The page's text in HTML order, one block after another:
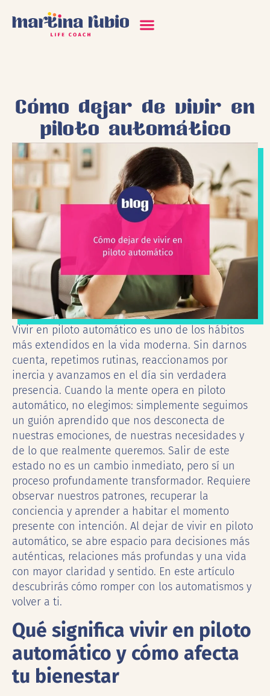
Cómo dejar de vivir en
piloto automático
Vivir en piloto automático es uno de los hábitos
más extendidos en la vida moderna. Sin darnos
cuenta, repetimos rutinas, reaccionamos por
inercia y avanzamos en el día sin verdadera
presencia. Cuando la mente opera en piloto
automático, no elegimos: simplemente seguimos
un guión aprendido que nos desconecta de
nuestras emociones, de nuestras necesidades y
de lo que realmente queremos. Salir de este
estado no es un cambio inmediato, pero sí un
proceso profundamente transformador. Requiere
observar nuestros patrones, recuperar la
conciencia y aprender a habitar el momento
presente con intención. Al dejar de vivir en piloto
automático, se abre espacio para decisiones más
auténticas, relaciones más profundas y una vida
con mayor claridad y sentido. En este artículo
descubrirás cómo romper con los automatismos y
volver a ti.
Qué significa vivir en piloto
automático y cómo afecta
tu bienestar